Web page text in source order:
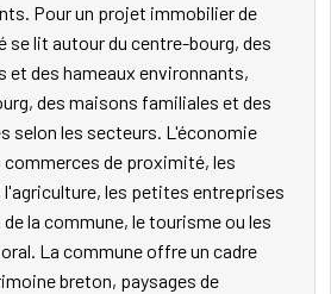
Pour un projet immobilier de
se lit autour du centre-bourg, des
et des hameaux environnants,
des maisons familiales et des
selon les secteurs. L'économie
commerces de proximité, les
les petites entreprises
la commune, le tourisme ou les
La commune offre un cadre
breton, paysages de